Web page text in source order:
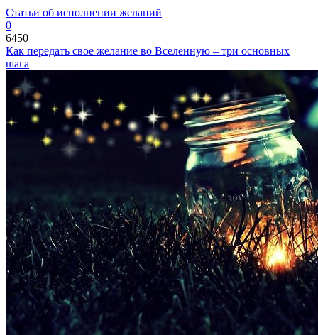
Статьи об исполнении желаний
0
6450
Как передать свое желание во Вселенную – три основных
шага